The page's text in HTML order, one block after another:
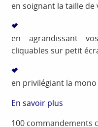
en soignant la taille de
en agrandissant
cliquables sur petit
en privilégiant la
En savoir plus
100 commandements